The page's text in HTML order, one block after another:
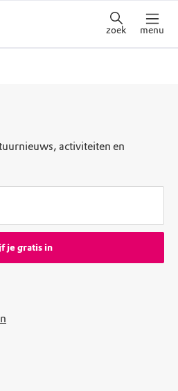
zoek menu
activiteiten en
je gratis in